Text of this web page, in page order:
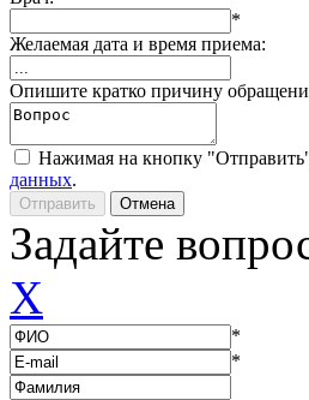
*
Желаемая дата и время приема:
Опишите кратко причину
Нажимая на кнопку
данных.
Задайте
X
*
*